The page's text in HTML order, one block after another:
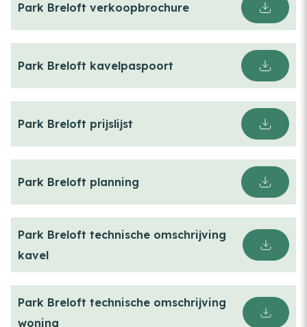
Park Breloft verkoopbrochure
Park Breloft kavelpaspoort
Park Breloft prijslijst
Park Breloft planning
Park Breloft technische omschrijving
kavel
Park Breloft technische omschrijving
woning